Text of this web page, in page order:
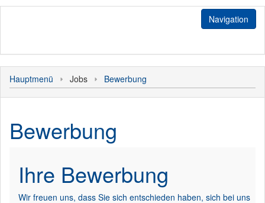
Navigation
Jobs
Stellenangebote
Login
Kunde
Hauptmenü
Hauptmenü Jobs Bewerbung
Bewerbung
Ihre Bewerbung
Wir freuen uns, dass Sie sich entschieden haben, sich bei uns